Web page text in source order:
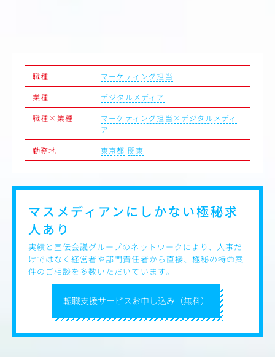
くことを想定しています。
〈具体的な業務内容〉
●市場・競合・顧客の分析による機会・課題の発見
●各種マーケティング施策の効果検証
●TVCM・デジタル広告など広告投資の効果分析
●分析結果をもとにした課題抽出と改善施策の立案・実行
●データに基づくPDCAの提案 など
職種
マーケティング担当
業種
デジタルメディア
職種×業種
マーケティング担当×デジタルメディ
ア
勤務地
東京都 関東
転職支援サービスお申し込み（無料）
マスメディアンにしかない極秘求
人あり
実績と宣伝会議グループのネットワークにより、人事だ
けではなく経営者や部門責任者から直接、極秘の特命案
件のご相談を多数いただいています。